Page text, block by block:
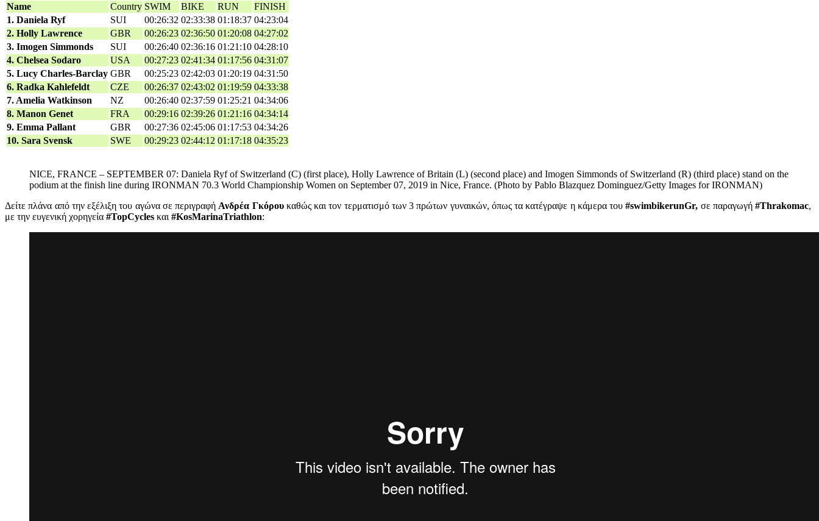
Name Country SWIM BIKE RUN
FINISH
1. Daniela Ryf
SUI 00:26:32 02:33:38 01:18:37 04:23:04
2. Holly Lawrence
GBR 00:26:23 02:36:50 01:20:08 04:27:02
3. Imogen Simmonds
SUI 00:26:40 02:36:16 01:21:10 04:28:10
4. Chelsea Sodaro
USA 00:27:23 02:41:34 01:17:56 04:31:07
5. Lucy Charles-Barclay GBR 00:25:23 02:42:03 01:20:19 04:31:50
6. Radka Kahlefeldt
CZE 00:26:37 02:43:02 01:19:59 04:33:38
7. Amelia Watkinson
NZ 00:26:40 02:37:59 01:25:21 04:34:06
8. Manon Genet
FRA 00:29:16 02:39:26 01:21:16 04:34:14
9. Emma Pallant
GBR 00:27:36 02:45:06 01:17:53 04:34:26
10. Sara Svensk
SWE 00:29:23 02:44:12 01:17:18 04:35:23
NICE, FRANCE – SEPTEMBER 07: Daniela Ryf of Switzerland (C) (first place), Holly Lawrence of Britain (L) (second place) and Imogen Simmonds of Switzerland (R) (third place) stand on the
podium at the finish line during IRONMAN 70.3 World Championship Women on September 07, 2019 in Nice, France. (Photo by Pablo Blazquez Dominguez/Getty Images for IRONMAN)
Δείτε πλάνα από την εξέλιξη του αγώνα σε περιγραφή Ανδρέα Γκόρουκαθώς και τον τερματισμό των 3 πρώτων γυναικών, όπως τα κατέγραψε η κάμερα του#swimbikerunGr, σε παραγωγή #Thrakomac,
με την ευγενική χορηγεία #TopCycles και #KosMarinaTriathlon: